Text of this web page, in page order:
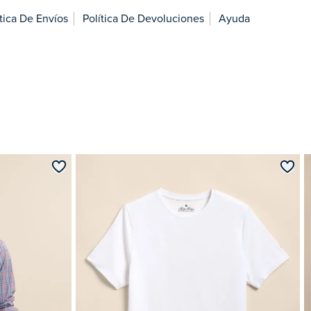
De Envíos Política De Devoluciones Ayuda